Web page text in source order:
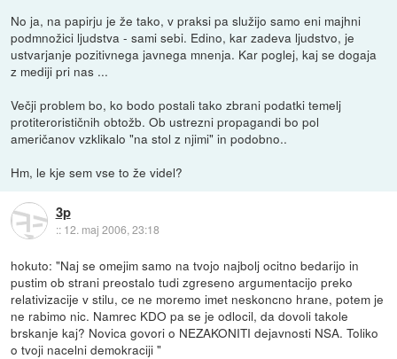
No ja, na papirju je že tako, v praksi pa služijo samo eni majhni
podmnožici ljudstva - sami sebi. Edino, kar zadeva ljudstvo, je
ustvarjanje pozitivnega javnega mnenja. Kar poglej, kaj se dogaja
z mediji pri nas ...
Večji problem bo, ko bodo postali tako zbrani podatki temelj
protiterorističnih obtožb. Ob ustrezni propagandi bo pol
američanov vzklikalo "na stol z njimi" in podobno..
Hm, le kje sem vse to že videl?
3p
:: 12. maj 2006, 23:18
hokuto: "Naj se omejim samo na tvojo najbolj ocitno bedarijo in
pustim ob strani preostalo tudi zgreseno argumentacijo preko
relativizacije v stilu, ce ne moremo imet neskoncno hrane, potem je
ne rabimo nic. Namrec KDO pa se je odlocil, da dovoli takole
brskanje kaj? Novica govori o NEZAKONITI dejavnosti NSA. Toliko
o tvoji nacelni demokraciji "